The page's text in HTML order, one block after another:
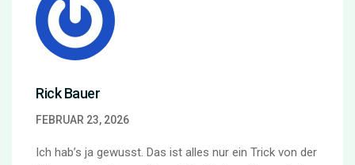
Rick Bauer
FEBRUAR 23, 2026
Ich hab’s ja gewusst. Das ist alles nur ein Trick von der